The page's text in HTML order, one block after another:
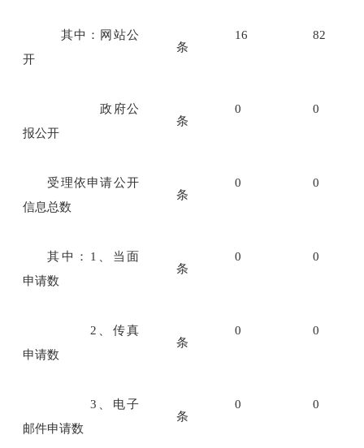
其中：网站公
开
条
16 82
政府公
报公开
条
0 0
受理依申请公开
信息总数
条
0 0
其中：1、当面
申请数
条
0 0
2、传真
申请数
条
0 0
3、电子
邮件申请数
条
0 0